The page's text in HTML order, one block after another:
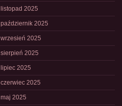
listopad 2025
październik 2025
wrzesień 2025
sierpień 2025
lipiec 2025
czerwiec 2025
maj 2025